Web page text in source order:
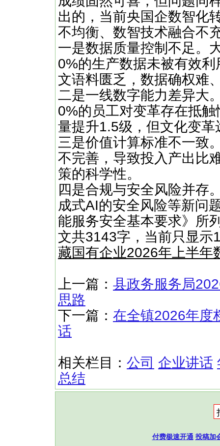
出的，当前央国企数智化
不均衡、数智技术融合不
一是数据质量控制不足。‌
0%的生产数据未被有效
文语料匮乏，数据确权难
二是一线数字能力差异大
0%的员工对变革存在抵
量提升1.5级，但文化变
三是价值计算标准不一致
不完善，导致投入产出比
策的科学性。
四是合规与安全风险并存
成式AI的安全风险等新问
能服务安全基本要求》
文共3143字，当前只显示
藏国有企业2026年上半年
上一篇： 县政务服务局
思路
下一篇： 在全镇2026年度
话
相关栏目： 公司 企业讲话
总结
付费极速开通 投稿加